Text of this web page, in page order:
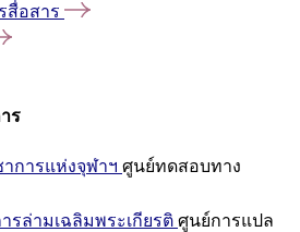
สื่อสาร
ร
การแห่งจุฬาฯ ศูนย์ทดสอบทาง
รล่ามเฉลิมพระเกียรติ ศูนย์การแปล